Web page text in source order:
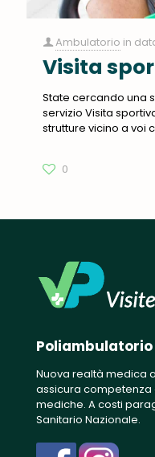
Ambulatorio in
Visita
State cercando una
servizio Visita
strutture vicino a voi
0
Poliambulatorio
Nuova realtà medica
assicura competenza
mediche. A costi
Sanitario Nazionale.